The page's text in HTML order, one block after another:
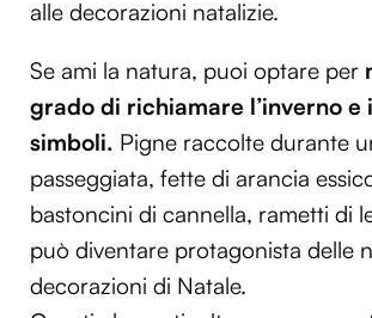
alle decorazioni natalizie.
Se ami la natura, puoi optare per
grado di richiamare l’inverno e
simboli. Pigne raccolte durante
passeggiata, fette di arancia
bastoncini di cannella, rametti di
può diventare protagonista delle
decorazioni di Natale.